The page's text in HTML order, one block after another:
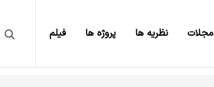
مجلات نظریه ها پروژه ها فیلم